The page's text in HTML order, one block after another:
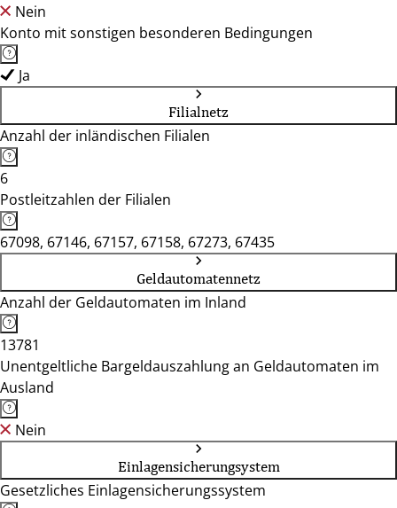
Nein
Konto mit sonstigen besonderen Bedingungen
Ja
Filialnetz
Anzahl der inländischen Filialen
6
Postleitzahlen der Filialen
67098, 67146, 67157, 67158, 67273, 67435
Geldautomatennetz
Anzahl der Geldautomaten im Inland
13781
Unentgeltliche Bargeldauszahlung an Geldautomaten im
Ausland
Nein
Einlagensicherungsystem
Gesetzliches Einlagensicherungssystem